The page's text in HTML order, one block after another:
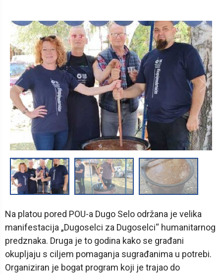
1/ 3
Na platou pored POU-a Dugo Selo održana je velika
manifestacija „Dugoselci za Dugoselci“ humanitarnog
predznaka. Druga je to godina kako se građani
okupljaju s ciljem pomaganja sugrađanima u potrebi.
Organiziran je bogat program koji je trajao do